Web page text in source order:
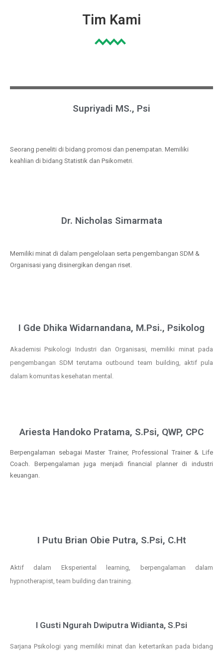
Tim Kami
Supriyadi MS., Psi
Seorang peneliti di bidang promosi dan penempatan. Memiliki
keahlian di bidang Statistik dan Psikometri.
Dr. Nicholas Simarmata
Memiliki minat di dalam pengelolaan serta pengembangan SDM &
Organisasi yang disinergikan dengan riset.
I Gde Dhika Widarnandana, M.Psi., Psikolog
Akademisi Psikologi Industri dan Organisasi, memiliki minat pada
pengembangan SDM terutama outbound team building, aktif pula
dalam komunitas kesehatan mental.
Ariesta Handoko Pratama, S.Psi, QWP, CPC
Berpengalaman sebagai Master Trainer, Professional Trainer & Life
Coach. Berpengalaman juga menjadi financial planner di industri
keuangan.
I Putu Brian Obie Putra, S.Psi, C.Ht
Aktif dalam Eksperiental learning, berpengalaman dalam
hypnotherapist, team building dan training.
I Gusti Ngurah Dwiputra Widianta, S.Psi
Sarjana Psikologi yang memiliki minat dan ketertarikan pada bidang